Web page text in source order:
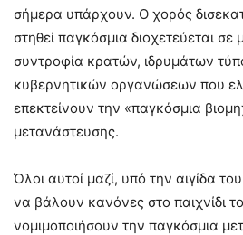
σήμερα υπάρχουν. Ο χορός
στηθεί παγκόσμια διοχετεύεται σε
συντροφία κρατών, ιδρυμάτων
κυβερνητικών οργανώσεων που
επεκτείνουν την «παγκόσμια
μετανάστευσης.
Όλοι αυτοί μαζί, υπό την αιγίδα
να βάλουν κανόνες στο παιχνίδι
νομιμοποιήσουν την παγκόσμια